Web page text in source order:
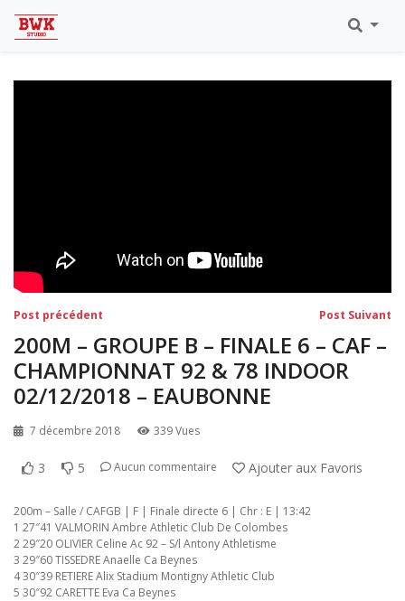
Eaubonne 2019
Navigation
de
l’article
Post précédent Post Suivant
200M – GROUPE B – FINALE 6 – CAF –
CHAMPIONNAT 92 & 78 INDOOR
02/12/2018 – EAUBONNE
7 décembre 2018 339 Vues
3 5 Aucun commentaire Ajouter aux Favoris
200m – Salle / CAFGB | F | Finale directe 6 | Chr : E | 13:42
1 27″41 VALMORIN Ambre Athletic Club De Colombes
2 29″20 OLIVIER Celine Ac 92 – S/l Antony Athletisme
3 29″60 TISSEDRE Anaelle Ca Beynes
4 30″39 RETIERE Alix Stadium Montigny Athletic Club
5 30″92 CARETTE Eva Ca Beynes